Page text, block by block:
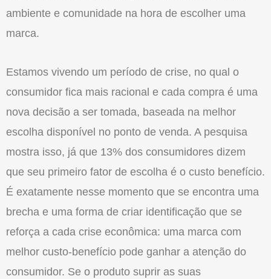
ambiente e comunidade na hora de escolher uma
marca.
Estamos vivendo um período de crise, no qual o
consumidor fica mais racional e cada compra é uma
nova decisão a ser tomada, baseada na melhor
escolha disponível no ponto de venda. A pesquisa
mostra isso, já que 13% dos consumidores dizem
que seu primeiro fator de escolha é o custo benefício.
É exatamente nesse momento que se encontra uma
brecha e uma forma de criar identificação que se
reforça a cada crise econômica: uma marca com
melhor custo-benefício pode ganhar a atenção do
consumidor. Se o produto suprir as suas